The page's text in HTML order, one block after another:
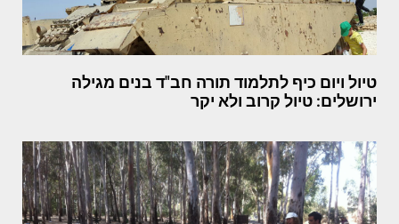
טיול ויום כיף לתלמוד תורה חב"ד בנים מגילה
ירושלים: טיול קרוב ולא יקר